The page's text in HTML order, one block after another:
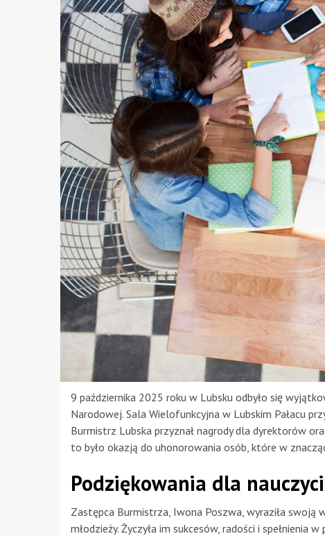
9 października 2025 roku w Lubsku odbyło się
Narodowej. Sala Wielofunkcyjna w Lubskim Pałacu
Burmistrz Lubska przyznał nagrody dla dyrektorów
to było okazją do uhonorowania osób, które w
Podziękowania dla
Zastępca Burmistrza, Iwona Poszwa, wyraziła swoją
młodzieży. Życzyła im sukcesów, radości i spełnienia